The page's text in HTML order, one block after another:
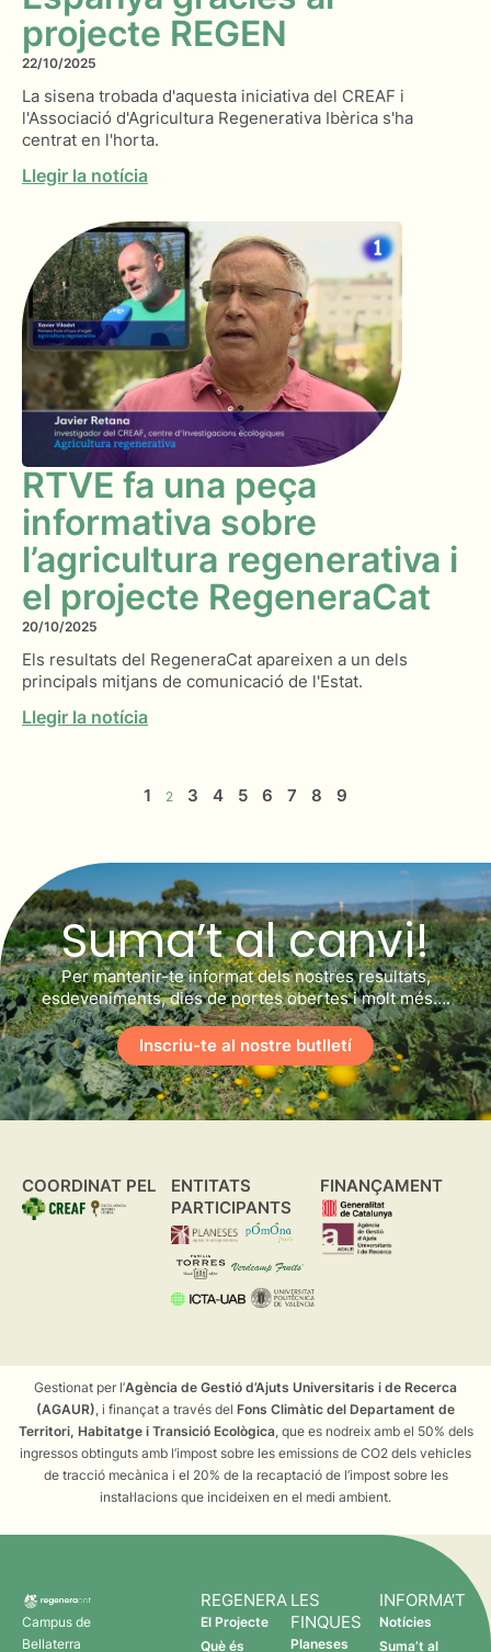
projecte REGEN
22/10/2025
La sisena trobada d'aquesta iniciativa del CREAF i
l'Associació d'Agricultura Regenerativa Ibèrica s'ha
centrat en l'horta.
Llegir la notícia
RTVE fa una peça
informativa sobre
l’agricultura regenerativa i
el projecte RegeneraCat
20/10/2025
Els resultats del RegeneraCat apareixen a un dels
principals mitjans de comunicació de l'Estat.
Llegir la notícia
1 2 3 4 5 6 7 8 9
Suma’t al canvi!
Per mantenir-te informat dels nostres resultats,
esdeveniments, dies de portes obertes i molt més….
Inscriu-te al nostre butlletí
COORDINAT PEL
ENTITATS
PARTICIPANTS
FINANÇAMENT
Gestionat per l’Agència de Gestió d’Ajuts Universitaris i de Recerca
(AGAUR) , i finançat a través del Fons Climàtic del Departament de
Territori, Habitatge i Transició Ecològica , que es nodreix amb el 50% dels
ingressos obtinguts amb l’impost sobre les emissions de CO2 dels vehicles
de tracció mecànica i el 20% de la recaptació de l’impost sobre les
instal·lacions que incideixen en el medi ambient.
Campus de
Bellaterra
REGENERA
El Projecte
Què és
LES
FINQUES
Planeses
INFORMA’T
Notícies
Suma’t al